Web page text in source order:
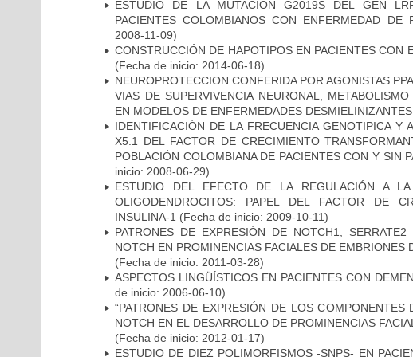
ESTUDIO DE LA MUTACIÓN G2019S DEL GEN
PACIENTES COLOMBIANOS CON ENFERMEDAD DE
2008-11-09)
CONSTRUCCIÓN DE HAPOTIPOS EN PACIENTES CON
(Fecha de inicio: 2014-06-18)
NEUROPROTECCION CONFERIDA POR AGONISTAS
VIAS DE SUPERVIVENCIA NEURONAL,
EN MODELOS DE ENFERMEDADES DESMIELINIZANTES
IDENTIFICACIÓN DE LA FRECUENCIA GENOTIPICA Y
X5.1 DEL FACTOR DE CRECIMIENTO
POBLACIÓN COLOMBIANA DE PACIENTES CON Y SIN
inicio: 2008-06-29)
ESTUDIO DEL EFECTO DE LA REGULACIÓN A
OLIGODENDROCITOS: PAPEL DEL FACTOR DE
INSULINA-1 (Fecha de inicio: 2009-10-11)
PATRONES DE EXPRESIÓN DE NOTCH1,
NOTCH EN PROMINENCIAS FACIALES DE EMBRIONES
(Fecha de inicio: 2011-03-28)
ASPECTOS LINGÜÍSTICOS EN PACIENTES CON
de inicio: 2006-06-10)
“PATRONES DE EXPRESIÓN DE LOS
NOTCH EN EL DESARROLLO DE PROMINENCIAS
(Fecha de inicio: 2012-01-17)
ESTUDIO DE DIEZ POLIMORFISMOS -SNPS- EN